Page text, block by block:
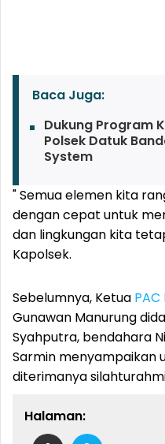
Baca Juga:
Dukung Program
Polsek Datuk
System
" Semua elemen kita
dengan cepat untuk
dan lingkungan kita
Kapolsek.
Sebelumnya, Ketua
Gunawan Manurung
Syahputra, bendahara
Sarmin menyampaikan
diterimanya
Halaman: